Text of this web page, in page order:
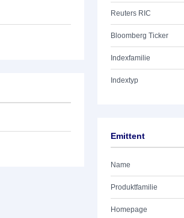
Reuters RIC
Bloomberg Ticker
Indexfamilie
Indextyp
Emittent
Name
Produktfamilie
Homepage